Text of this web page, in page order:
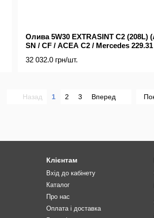
Олива 5W30 EXTRASINT C2 (208L)
SN / CF / ACEA C2 / Mercedes 229.31
Mercedes 226.5 / BMW LL-04)
32 032.0 грн/шт.
Назад 1 2 3 Вперед
Клієнтам
Вхід до кабінету
Каталог
Про нас
Оплата і доставка